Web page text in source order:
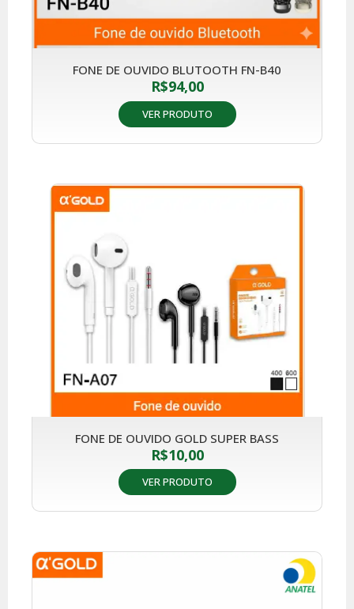
FONE DE OUVIDO BLUTOOTH FN-B40
R$94,00
VER PRODUTO
FONE DE OUVIDO GOLD SUPER BASS
R$10,00
VER PRODUTO